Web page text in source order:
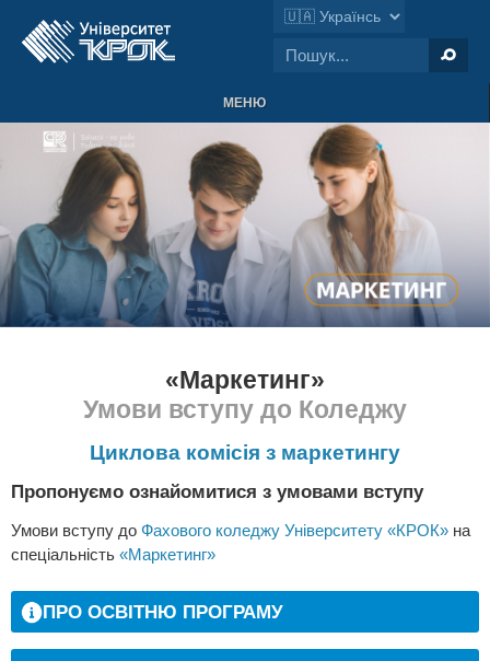
МЕНЮ
«Маркетинг»
Умови вступу до Коледжу
Циклова комісія з маркетингу
Пропонуємо ознайомитися з умовами вступу
Умови вступу до Фахового коледжу Університету «КРОК» на
спеціальність «Маркетинг»
ПРО ОСВІТНЮ ПРОГРАМУ